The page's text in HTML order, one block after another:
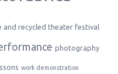
and recycled theater festival
photography
work demonstration